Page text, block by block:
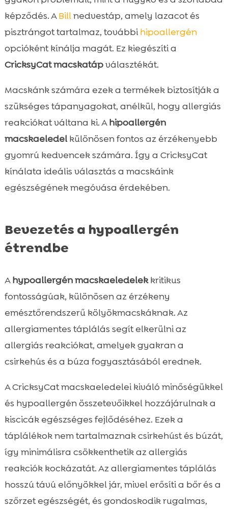
képződés. ABillnedvestáp, amely lazacot és
pisztrángot tartalmaz, továbbihipoallergén
opcióként kínálja magát. Ez kiegészíti a
CricksyCat macskatápválasztékát.
Macskánk számára ezek a termékek biztosítják a
szükséges tápanyagokat, anélkül, hogy allergiás
reakciókat váltana ki. Ahipoallergén
macskaeledelkülönösen fontos az érzékenyebb
gyomrú kedvencek számára. Így a CricksyCat
kínálata ideális választás a macskáink
egészségének megóvása érdekében.
Bevezetés a hypoallergén
étrendbe
Ahypoallergén macskaeledelekkritikus
fontosságúak, különösen az érzékeny
emésztőrendszerű kölyökmacskáknak. Az
allergiamentes táplálás segít elkerülni az
allergiás reakciókat, amelyek gyakran a
csirkehús és a búza fogyasztásából erednek.
A CricksyCat macskaeledelei kiváló minőségükkel
és hypoallergén összetevőikkel hozzájárulnak a
kiscicák egészséges fejlődéséhez. Ezek a
táplálékok nem tartalmaznak csirkehúst és búzát,
így minimálisra csökkenthetik az allergiás
reakciók kockázatát. Az allergiamentes táplálás
hosszú távú előnyökkel jár, mivel erősíti a bőr és a
szőrzet egészségét, és gondoskodik rugalmas,